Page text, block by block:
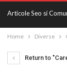
Articole Seo si
Home Diverse
Return to